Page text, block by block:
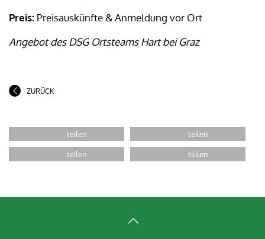
Preis: Preisauskünfte & Anmeldung vor Ort
Angebot des DSG Ortsteams Hart bei Graz
ZURÜCK